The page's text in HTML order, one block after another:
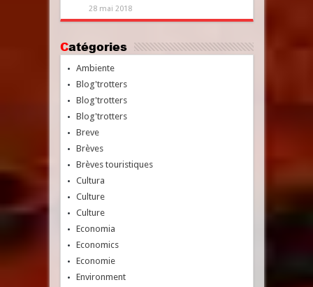
28 mai 2018
Catégories
Ambiente
Blog'trotters
Blog'trotters
Blog'trotters
Breve
Brèves
Brèves touristiques
Cultura
Culture
Culture
Economia
Economics
Economie
Environment